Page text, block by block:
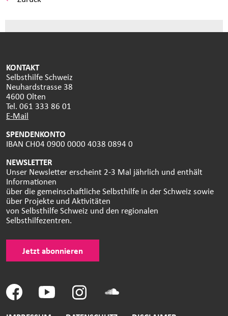
KONTAKT
Selbsthilfe Schweiz
Neuhardstrasse 38
4600 Olten
Tel. 061 333 86 01
E-Mail
SPENDENKONTO
IBAN CH04 0900 0000 4038 0894 0
NEWSLETTER
Unser Newsletter erscheint 2-3 Mal jährlich und enthält
Informationen
über die gemeinschaftliche Selbsthilfe in der Schweiz sowie
über Projekte und Aktivitäten
von Selbsthilfe Schweiz und den regionalen
Selbsthilfezentren.
Jetzt abonnieren